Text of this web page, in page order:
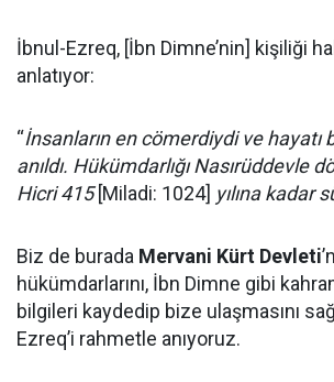
İbnul-Ezreq, [İbn Dimne’nin] kişiliği
anlatıyor:
“İnsanların en cömerdiydi ve hayatı
anıldı. Hükümdarlığı Nasırüddevle
Hicri 415[Miladi: 1024] yılına kadar
Biz de burada Mervani Kürt Devleti
hükümdarlarını, İbn Dimne gibi
bilgileri kaydedip bize ulaşmasını
Ezreq’i rahmetle anıyoruz.